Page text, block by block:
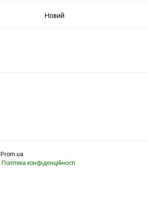
Новий
Prom.ua
Політика конфіденційності